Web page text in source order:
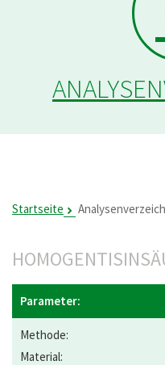
Startseite